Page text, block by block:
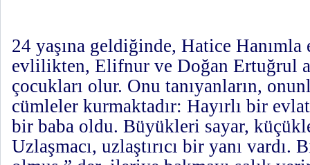
24 yaşına geldiğinde, Hatice
evlilikten, Elifnur ve Doğan Ertuğrul
çocukları olur. Onu tanıyanların,
cümleler kurmaktadır: Hayırlı bir
bir baba oldu. Büyükleri sayar,
Uzlaşmacı, uzlaştırıcı bir yanı vardı.